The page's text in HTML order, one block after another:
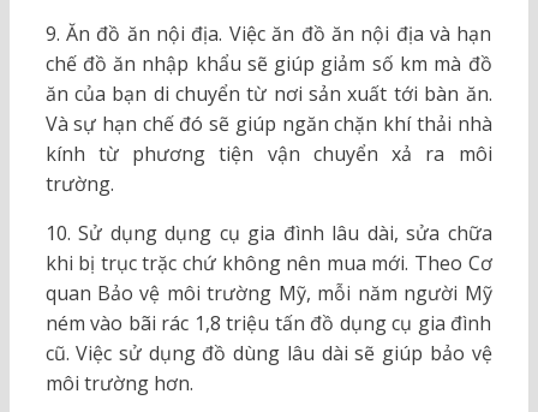
9. Ăn đồ ăn nội địa. Việc ăn đồ ăn nội địa và hạn
chế đồ ăn nhập khẩu sẽ giúp giảm số km mà đồ
ăn của bạn di chuyển từ nơi sản xuất tới bàn ăn.
Và sự hạn chế đó sẽ giúp ngăn chặn khí thải nhà
kính từ phương tiện vận chuyển xả ra môi
trường.
10. Sử dụng dụng cụ gia đình lâu dài, sửa chữa
khi bị trục trặc chứ không nên mua mới. Theo Cơ
quan Bảo vệ môi trường Mỹ, mỗi năm người Mỹ
ném vào bãi rác 1,8 triệu tấn đồ dụng cụ gia đình
cũ. Việc sử dụng đồ dùng lâu dài sẽ giúp bảo vệ
môi trường hơn.